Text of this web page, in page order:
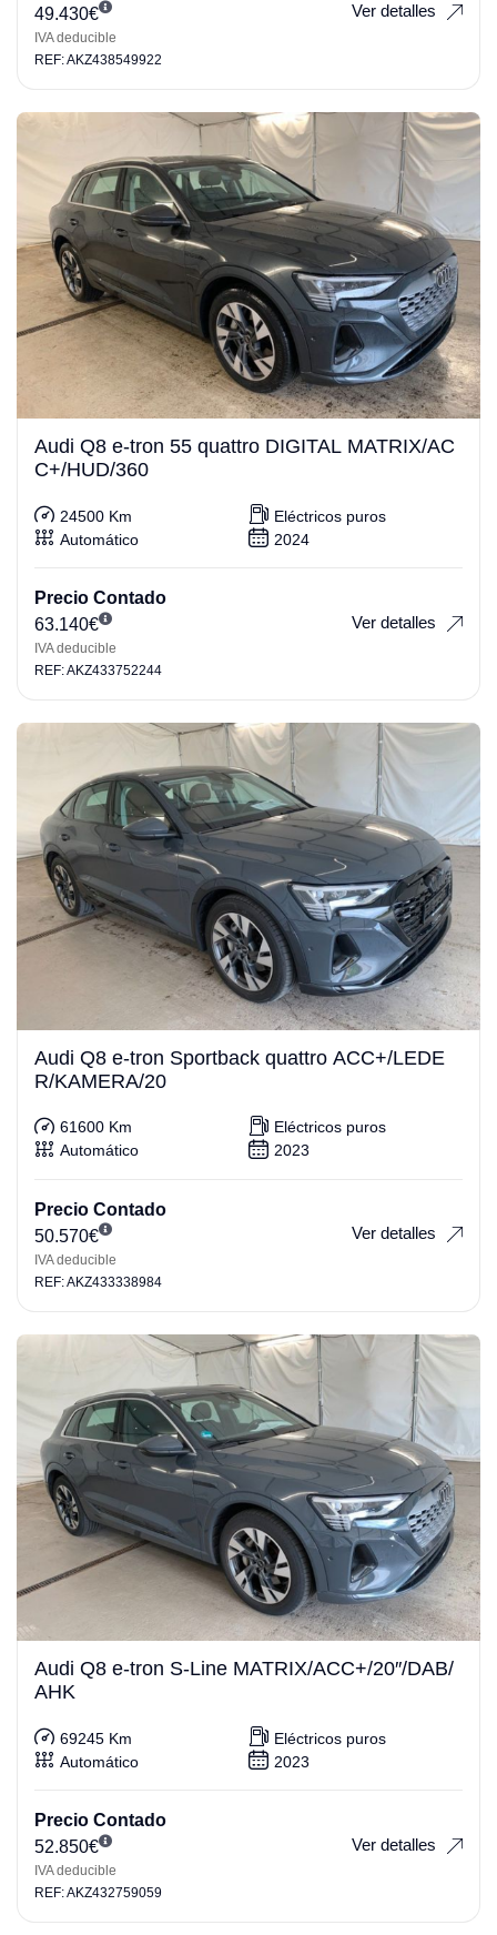
49.430€
IVA deducible
Ver detalles
REF: AKZ438549922
Audi Q8 e-tron 55 quattro DIGITAL MATRIX/AC
C+/HUD/360
24500 Km
Eléctricos puros
Automático
2024
Precio Contado
63.140€
IVA deducible
Ver detalles
REF: AKZ433752244
Audi Q8 e-tron Sportback quattro ACC+/LEDE
R/KAMERA/20
61600 Km
Eléctricos puros
Automático
2023
Precio Contado
50.570€
IVA deducible
Ver detalles
REF: AKZ433338984
Audi Q8 e-tron S-Line MATRIX/ACC+/20″/DAB/
AHK
69245 Km
Eléctricos puros
Automático
2023
Precio Contado
52.850€
IVA deducible
Ver detalles
REF: AKZ432759059